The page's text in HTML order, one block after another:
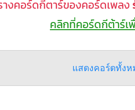
างคอร์ดกีตาร์ของคอร์ดเพลง
คลิกที่คอร์ดกีต้าร์เ
แสดงคอร์ดทั้ง